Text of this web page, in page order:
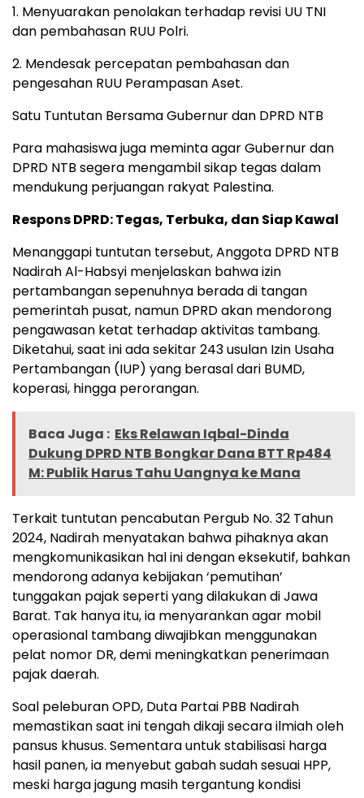
1. Menyuarakan penolakan terhadap revisi UU TNI
dan pembahasan RUU Polri.
2. Mendesak percepatan pembahasan dan
pengesahan RUU Perampasan Aset.
Satu Tuntutan Bersama Gubernur dan DPRD NTB
Para mahasiswa juga meminta agar Gubernur dan
DPRD NTB segera mengambil sikap tegas dalam
mendukung perjuangan rakyat Palestina.
Respons DPRD: Tegas, Terbuka, dan Siap Kawal
Menanggapi tuntutan tersebut, Anggota DPRD NTB
Nadirah Al-Habsyi menjelaskan bahwa izin
pertambangan sepenuhnya berada di tangan
pemerintah pusat, namun DPRD akan mendorong
pengawasan ketat terhadap aktivitas tambang.
Diketahui, saat ini ada sekitar 243 usulan Izin Usaha
Pertambangan (IUP) yang berasal dari BUMD,
koperasi, hingga perorangan.
Baca Juga : Eks Relawan Iqbal-Dinda
Dukung DPRD NTB Bongkar Dana BTT Rp484
M: Publik Harus Tahu Uangnya ke Mana
Terkait tuntutan pencabutan Pergub No. 32 Tahun
2024, Nadirah menyatakan bahwa pihaknya akan
mengkomunikasikan hal ini dengan eksekutif, bahkan
mendorong adanya kebijakan ‘pemutihan’
tunggakan pajak seperti yang dilakukan di Jawa
Barat. Tak hanya itu, ia menyarankan agar mobil
operasional tambang diwajibkan menggunakan
pelat nomor DR, demi meningkatkan penerimaan
pajak daerah.
Soal peleburan OPD, Duta Partai PBB Nadirah
memastikan saat ini tengah dikaji secara ilmiah oleh
pansus khusus. Sementara untuk stabilisasi harga
hasil panen, ia menyebut gabah sudah sesuai HPP,
meski harga jagung masih tergantung kondisi